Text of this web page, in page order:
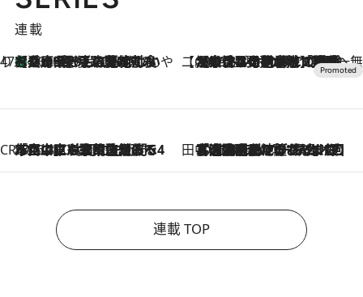
連載
47都道府県の手みやげ ひんやりスイーツで夏を満喫
2026.8.8
【兵庫県】この夏絶対食べたい 冷やしておいしいおやつ3選 淡路島の恵みをジェラートに集約 【CREA×星野リゾート】唯一無二。癒しと発見が待つ場所へ
2026.8.7
【トンボの足水浴】ヒノキの香りに包まれて涼感マックス！約13℃の湧水かけ流しを避暑地「星野温泉 トンボの湯」で体験
CREA'S CHOICE
2026.8.7
「立川にも歌舞伎があるんだよ」 片岡仁左衛門・市川中車ら豪華座組みで4年目の立川立飛歌舞伎へ 田中稲の勝手に再ブーム
2026.8.7
「湘南乃風に憧れて」観客大盛上がりの“タオル回し”に、ラッパー顔負けの高速歌唱まで…さだまさし（74）のアグレッシブすぎる現在地
連載 TOP